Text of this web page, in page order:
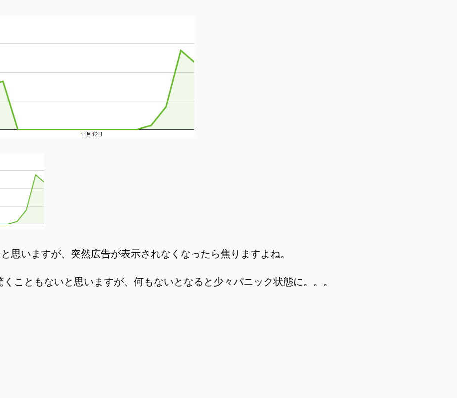
思いますが、突然広告が表示されなくなったら焦りますよね。
こともないと思いますが、何もないとなると少々パニック状態に。。。